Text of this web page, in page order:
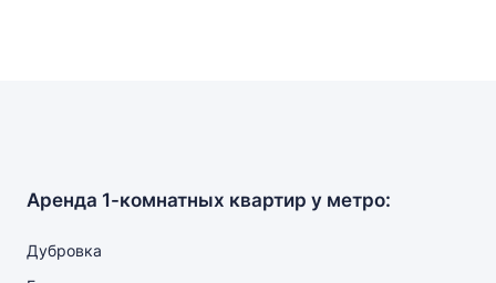
Аренда 1-комнатных квартир у метро:
Дубровка